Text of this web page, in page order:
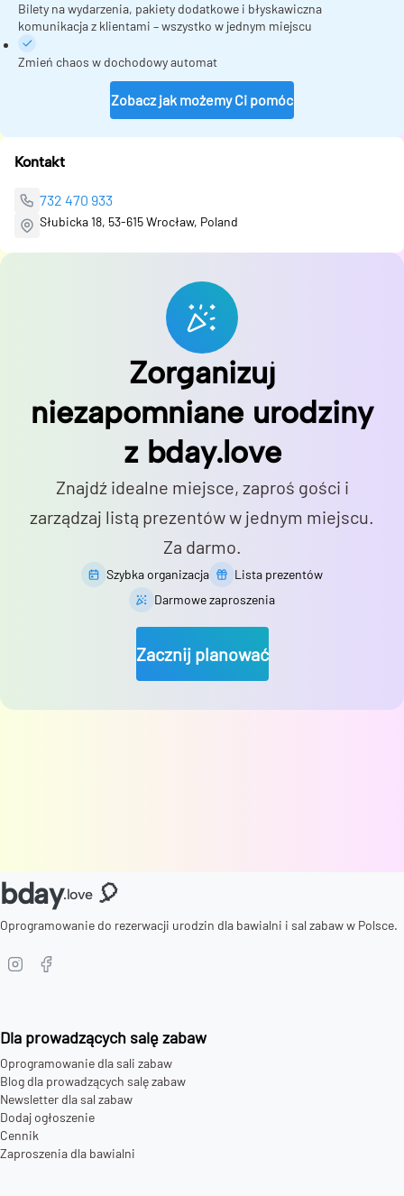
Bilety na wydarzenia, pakiety dodatkowe i błyskawiczna
komunikacja z klientami – wszystko w jednym miejscu
Zmień chaos w dochodowy automat
Zobacz jak możemy Ci pomóc
Kontakt
732 470 933
Słubicka 18, 53-615 Wrocław, Poland
Zorganizuj
niezapomniane urodziny
z bday.love
Znajdź idealne miejsce, zaproś gości i
zarządzaj listą prezentów w jednym miejscu.
Za darmo.
Szybka organizacja
Lista prezentów
Darmowe zaproszenia
Zacznij planować
bday.love 🎈
Oprogramowanie do rezerwacji urodzin dla bawialni i sal zabaw w Polsce.
Dla prowadzących salę zabaw
Oprogramowanie dla sali zabaw
Blog dla prowadzących salę zabaw
Newsletter dla sal zabaw
Dodaj ogłoszenie
Cennik
Zaproszenia dla bawialni